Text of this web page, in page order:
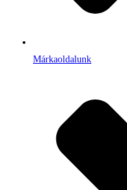
Márkaoldalunk